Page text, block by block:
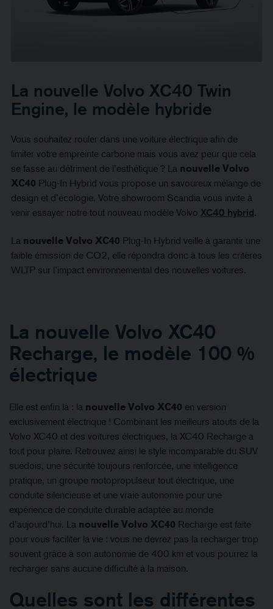
La nouvelle Volvo XC40 Twin
Engine, le modèle hybride
Vous souhaitez rouler dans une voiture électrique afin de
limiter votre empreinte carbone mais vous avez peur que cela
se fasse au détriment de l’esthétique ? La nouvelle Volvo
XC40 Plug-In Hybrid vous propose un savoureux mélange de
design et d’écologie. Votre showroom Scandia vous invite à
venir essayer notre tout nouveau modèle Volvo XC40 hybrid.
La nouvelle Volvo XC40 Plug-In Hybrid veille à garantir une
faible émission de CO2, elle répondra donc à tous les critères
WLTP sur l’impact environnemental des nouvelles voitures.
La nouvelle Volvo XC40
Recharge, le modèle 100 %
électrique
Elle est enfin là : la nouvelle Volvo XC40 en version
exclusivement électrique ! Combinant les meilleurs atouts de la
Volvo XC40 et des voitures électriques, la XC40 Recharge a
tout pour plaire. Retrouvez ainsi le style incomparable du SUV
suédois, une sécurité toujours renforcée, une intelligence
pratique, un groupe motopropulseur tout électrique, une
conduite silencieuse et une vraie autonomie pour une
expérience de conduite durable adaptée au monde
d’aujourd’hui. La nouvelle Volvo XC40 Recharge est faite
pour vous faciliter la vie : vous ne devrez pas la recharger trop
souvent grâce à son autonomie de 400 km et vous pourrez la
recharger sans aucune difficulté à la maison.
Quelles sont les différentes